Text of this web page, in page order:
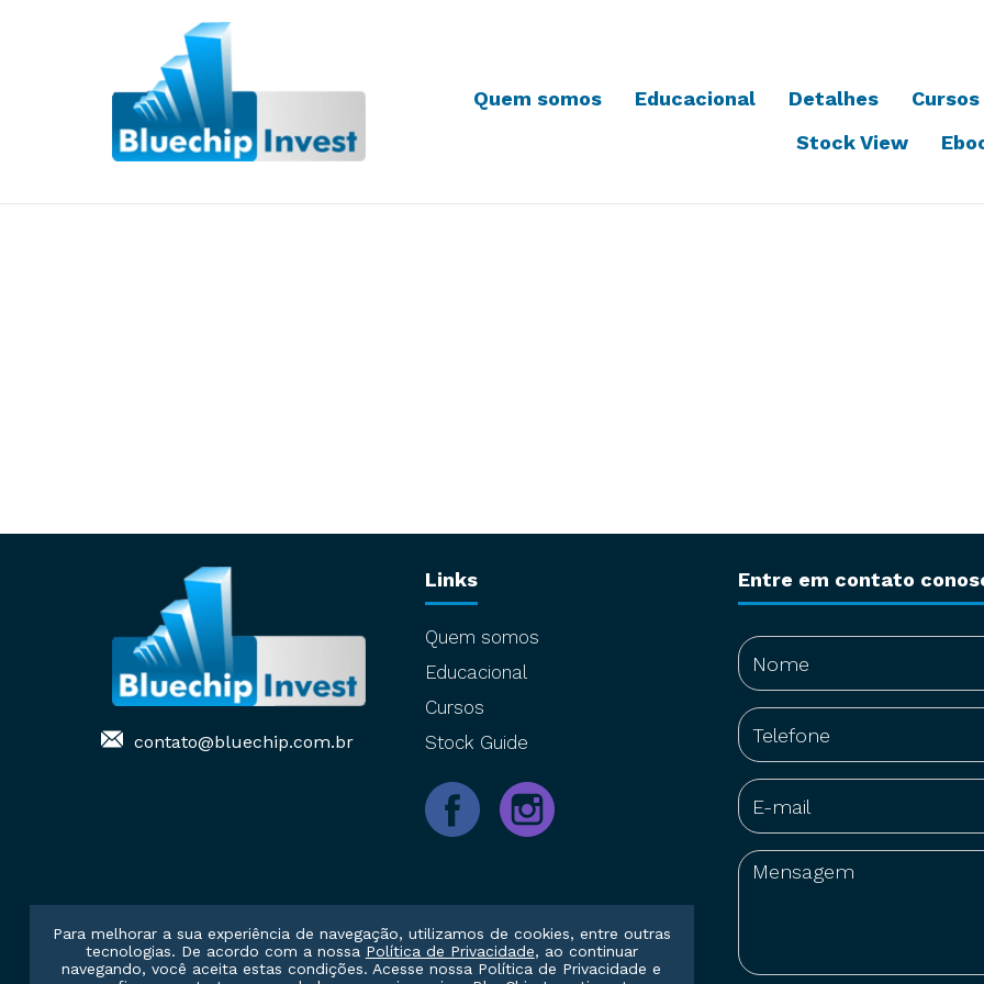
Quem somos Educacional Detalhes
Cursos
Stock View
contato@bluechip.com.br
Links
Quem somos
Educacional
Cursos
Stock Guide
Entre em contato
Para melhorar a sua experiência de navegação, utilizamos de cookies, entre outras
tecnologias. De acordo com a nossa Política de Privacidade, ao continuar
navegando, você aceita estas condições. Acesse nossa Política de Privacidade e